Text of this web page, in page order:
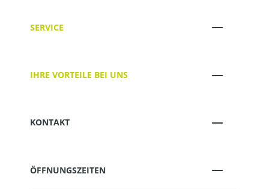
SERVICE
IHRE VORTEILE BEI UNS
KONTAKT
ÖFFNUNGSZEITEN